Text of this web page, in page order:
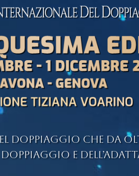
Doppiaggio che da
doppiaggio e